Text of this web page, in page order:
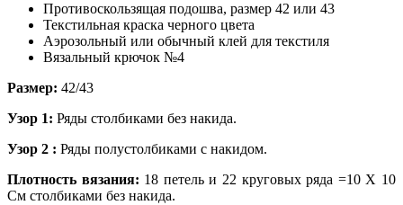
Противоскользящая подошва, размер 42 или 43
Текстильная краска черного цвета
Аэрозольный или обычный клей для текстиля
Вязальный крючок №4
Размер: 42/43
Узор 1: Ряды столбиками без накида.
Узор 2 : Ряды полустолбиками с накидом.
Плотность вязания: 18 петель и 22 круговых ряда =10 X 10
См столбиками без накида.